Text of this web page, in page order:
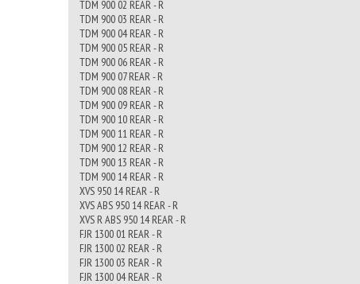
TDM 900 02 REAR - R
TDM 900 03 REAR - R
TDM 900 04 REAR - R
TDM 900 05 REAR - R
TDM 900 06 REAR - R
TDM 900 07 REAR - R
TDM 900 08 REAR - R
TDM 900 09 REAR - R
TDM 900 10 REAR - R
TDM 900 11 REAR - R
TDM 900 12 REAR - R
TDM 900 13 REAR - R
TDM 900 14 REAR - R
XVS 950 14 REAR - R
XVS ABS 950 14 REAR - R
XVS R ABS 950 14 REAR - R
FJR 1300 01 REAR - R
FJR 1300 02 REAR - R
FJR 1300 03 REAR - R
FJR 1300 04 REAR - R